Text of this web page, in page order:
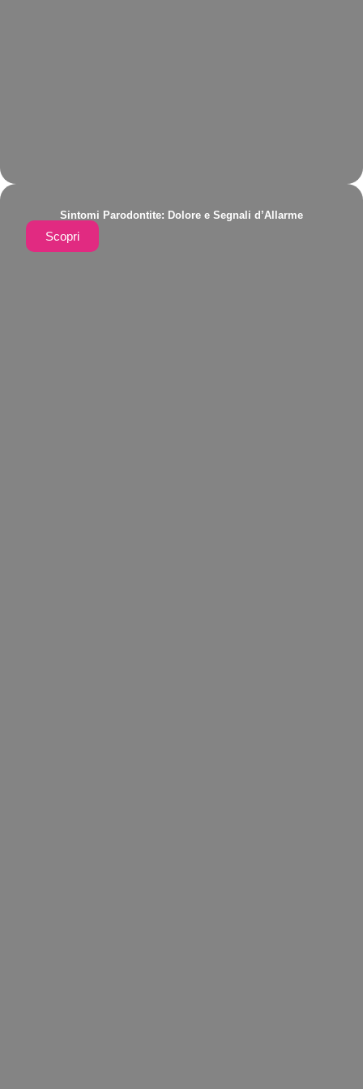
Sintomi Parodontite: Dolore e Segnali d’Allarme
Scopri